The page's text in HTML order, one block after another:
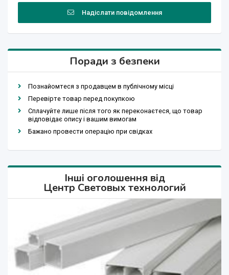
Надіслати повідомлення
Поради з безпеки
Познайомтеся з продавцем в публічному місці
Перевірте товар перед покупкою
Сплачуйте лише після того як переконаєтеся, що товар
відповідає опису і вашим вимогам
Бажано провести операцію при свідках
Інші оголошення від
Центр Световых технологий